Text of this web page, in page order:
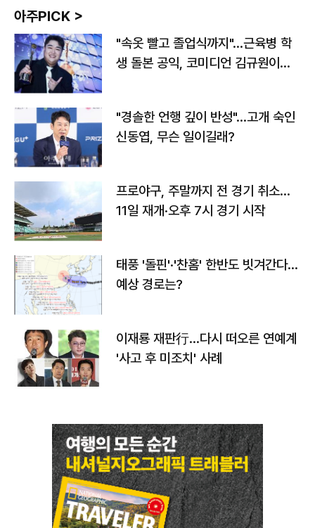
아주PICK >
"속옷 빨고 졸업식까지"…근육병 학
생 돌본 공익, 코미디언 김규원이었
"경솔한 언행 깊이 반성"…고개 숙인
신동엽, 무슨 일이길래?
프로야구, 주말까지 전 경기 취소…
11일 재개·오후 7시 경기 시작
태풍 '돌핀'·'찬홈' 한반도 빗겨간다…
예상 경로는?
이재룡 재판行…다시 떠오른 연예계
'사고 후 미조치' 사례